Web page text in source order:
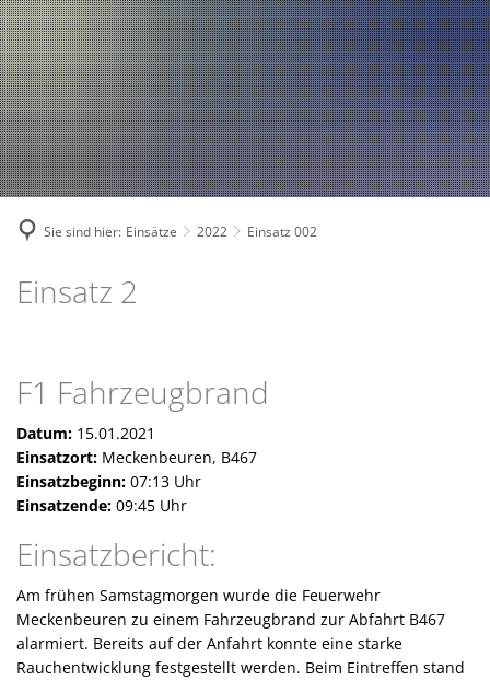
2024
2023
2022
2021
Fachgebiete und
Mannschaft
Jugend
Spielmannszug
Mitglied werden
A
A
A
Sie sind hier: Einsätze 2022 Einsatz 002
Einsatz 2
F1 Fahrzeugbrand
Datum: 15.01.2021
Einsatzort: Meckenbeuren, B467
Einsatzbeginn: 07:13 Uhr
Einsatzende: 09:45 Uhr
Einsatzbericht:
Am frühen Samstagmorgen wurde die Feuerwehr
Meckenbeuren zu einem Fahrzeugbrand zur Abfahrt B467
alarmiert. Bereits auf der Anfahrt konnte eine starke
Rauchentwicklung festgestellt werden. Beim Eintreffen stand